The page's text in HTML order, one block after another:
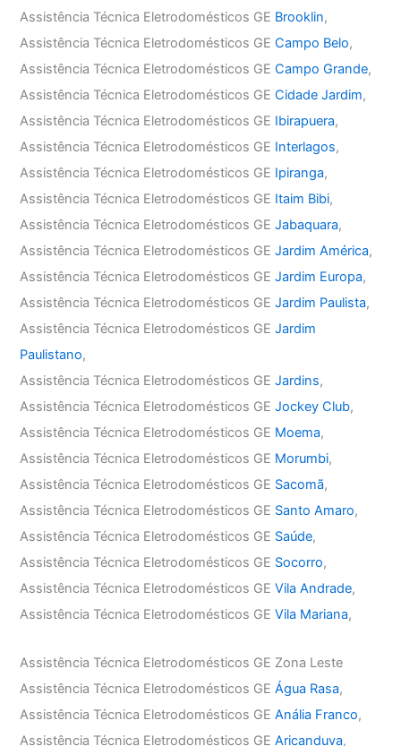
Assistência Técnica Eletrodomésticos GE Brooklin,
Assistência Técnica Eletrodomésticos GECampo Belo,
Assistência Técnica Eletrodomésticos GECampo Grande,
Assistência Técnica Eletrodomésticos GECidade Jardim,
Assistência Técnica Eletrodomésticos GE Ibirapuera,
Assistência Técnica Eletrodomésticos GE Interlagos,
Assistência Técnica Eletrodomésticos GE Ipiranga,
Assistência Técnica Eletrodomésticos GE Itaim Bibi,
Assistência Técnica Eletrodomésticos GEJabaquara,
Assistência Técnica Eletrodomésticos GEJardim América,
Assistência Técnica Eletrodomésticos GEJardim Europa,
Assistência Técnica Eletrodomésticos GEJardim Paulista,
Assistência Técnica Eletrodomésticos GEJardim
Paulistano,
Assistência Técnica Eletrodomésticos GEJardins,
Assistência Técnica Eletrodomésticos GEJockey Club,
Assistência Técnica Eletrodomésticos GE Moema,
Assistência Técnica Eletrodomésticos GE Morumbi,
Assistência Técnica Eletrodomésticos GE Sacomã,
Assistência Técnica Eletrodomésticos GE Santo Amaro,
Assistência Técnica Eletrodomésticos GE Saúde,
Assistência Técnica Eletrodomésticos GE Socorro,
Assistência Técnica Eletrodomésticos GEVila Andrade,
Assistência Técnica Eletrodomésticos GEVila Mariana,
Assistência Técnica Eletrodomésticos GE Zona Leste
Assistência Técnica Eletrodomésticos GEÁgua Rasa,
Assistência Técnica Eletrodomésticos GEAnália Franco,
Assistência Técnica Eletrodomésticos GEAricanduva,